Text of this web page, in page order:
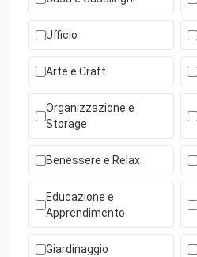
Ufficio
Arte e Craft
Organizzazione e
Storage
Benessere e Relax
Educazione e
Apprendimento
Giardinaggio